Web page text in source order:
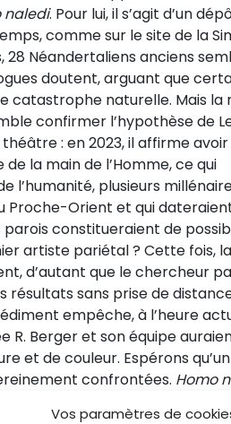
Vos paramètres de
naledi. Pour lui, il s’agit d’un
comme sur le site de la
28 Néandertaliens anciens
doutent, arguant que
catastrophe naturelle. Mais la
confirmer l’hypothèse de
: en 2023, il affirme
la main de l’Homme, ce qui
l’humanité, plusieurs
Orient et qui
parois constitueraient de
artiste pariétal ? Cette fois,
d’autant que le chercheur
résultats sans prise de
empêche, à l’heure
R. Berger et son équipe
et de couleur. Espérons
confrontées. Homo